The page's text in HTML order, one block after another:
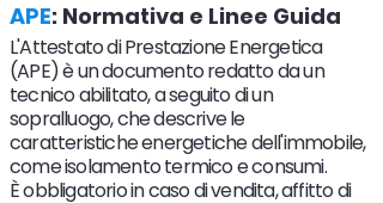
APE: Normativa e Linee Guida
L'Attestato di Prestazione Energetica
(APE) è un documento redatto da un
tecnico abilitato, a seguito di un
sopralluogo, che descrive le
caratteristiche energetiche dell'immobile,
come isolamento termico e consumi.
È obbligatorio in caso di vendita, affitto di